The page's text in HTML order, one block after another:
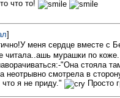
что то!
]
меня сердце вместе с
читала..ашь мурашки по
"Она стояла
неотрывно смотрела в
я не приду."
Просто